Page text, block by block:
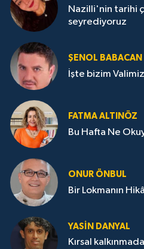
Nazilli'nin tarihi
seyrediyoruz
ŞENOL BABACAN
İşte bizim Valimiz
FATMA ALTINÖZ
Bu Hafta Ne
ONUR ÖNBUL
Bir Lokmanın
YASIN DANYAL
Kırsal